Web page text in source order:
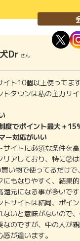
Dr さん
イト10個以上使ってま
トタウンは私の主力サ
度でポイント最大＋
ー対応がいい
サイトに必須な条件を
リアしており、特に②
い物で使ってるだけで、
にもなりやすく、結果
元になる事が多いです
トサイトは結局、ポイ
ないと意味がないので
なのですが、中の人が
が違います。